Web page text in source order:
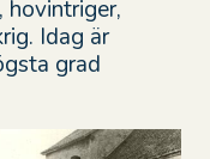
hovintriger,
Idag är
grad